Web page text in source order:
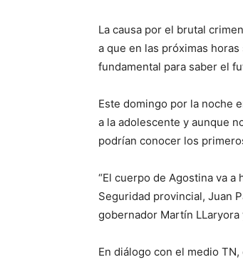
La causa por el brutal
a que en las próximas
fundamental para saber el
Este domingo por la noche
a la adolescente y aunque
podrían conocer los
“El cuerpo de Agostina va a
Seguridad provincial, Juan
gobernador Martín
En diálogo con el medio